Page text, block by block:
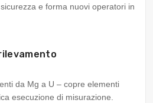
e forma nuovi operatori in
da Mg a U – copre elementi
esecuzione di misurazione.